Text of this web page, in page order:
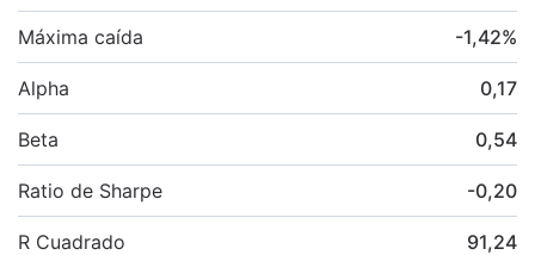
Máxima caída -1,42%
Alpha 0,17
Beta 0,54
Ratio de Sharpe -0,20
R Cuadrado 91,24